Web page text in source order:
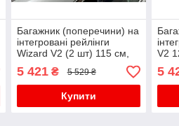
Багажник (поперечини) на
інтегровані рейлінги
Wizard V2 (2 шт) 115 см,
Сірий для бмв X3 F25
2011-2018 рр
5 421₴ 5 529 ₴
Купити
V2
для
5